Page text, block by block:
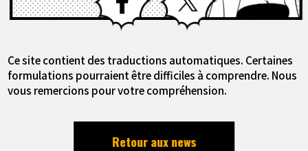
Ce site contient des traductions automatiques. Certaines
formulations pourraient être difficiles à comprendre. Nous
vous remercions pour votre compréhension.
Retour aux news